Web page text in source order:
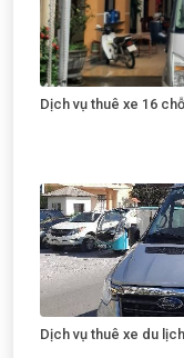
Dịch vụ thuê xe 16
Dịch vụ thuê xe du